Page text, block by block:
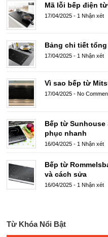
Mã lỗi bếp điện
17/04/2025 - 1 Nhận xét
Bảng chi tiết
17/04/2025 - 1 Nhận xét
Vì sao bếp từ
17/04/2025 - No
Bếp từ Sunhouse
phục nhanh
16/04/2025 - 1 Nhận xét
Bếp từ
và cách sửa
16/04/2025 - 1 Nhận xét
Từ Khóa Nổi Bật